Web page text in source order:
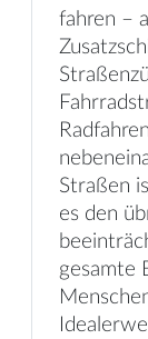
fahren –
Straßen
es den
gesamte